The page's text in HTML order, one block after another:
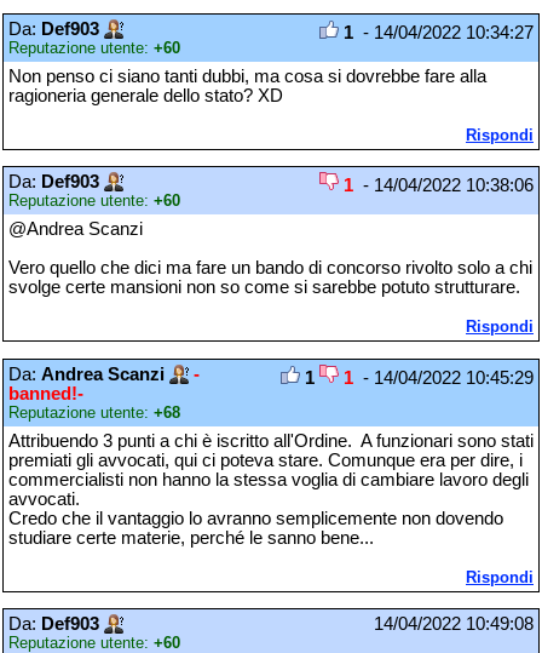
Da: Def903
Reputazione utente: +60
1 - 14/04/2022 10:34:27
Non penso ci siano tanti dubbi, ma cosa si dovrebbe fare alla
ragioneria generale dello stato? XD
Rispondi
Da: Def903
Reputazione utente: +60
1 - 14/04/2022 10:38:06
@Andrea Scanzi
Vero quello che dici ma fare un bando di concorso rivolto solo a chi
svolge certe mansioni non so come si sarebbe potuto strutturare.
Rispondi
Da: Andrea Scanzi
-
banned!-
Reputazione utente: +68
1 1 - 14/04/2022 10:45:29
Attribuendo 3 punti a chi è iscritto all'Ordine. A funzionari sono stati
premiati gli avvocati, qui ci poteva stare. Comunque era per dire, i
commercialisti non hanno la stessa voglia di cambiare lavoro degli
avvocati.
Credo che il vantaggio lo avranno semplicemente non dovendo
studiare certe materie, perché le sanno bene...
Rispondi
Da: Def903
Reputazione utente: +60
14/04/2022 10:49:08